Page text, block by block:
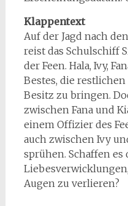
Klappentext
Auf der Jagd nach
reist das Schulschiff
der Feen. Hala, Ivy,
Bestes, die
Besitz zu bringen.
zwischen Fana und
einem Offizier des
auch zwischen Ivy
sprühen. Schaffen
Augen zu verlieren?